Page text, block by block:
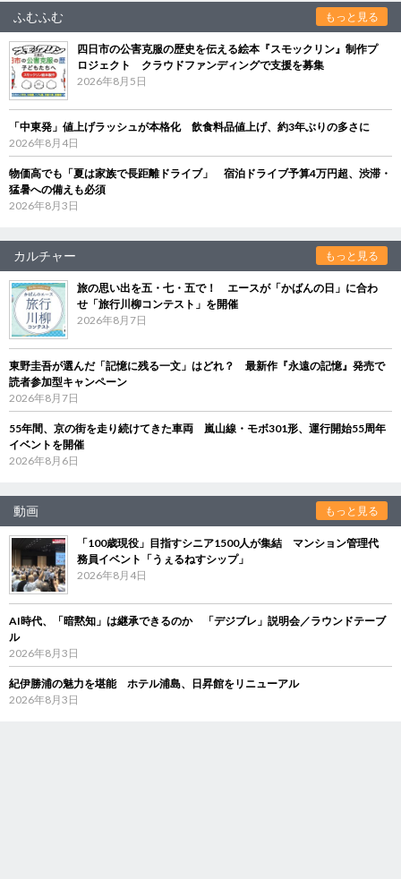
ふむふむ もっと見る
四日市の公害克服の歴史を伝える絵本『スモックリン』制作プ
ロジェクト クラウドファンディングで支援を募集
2026年8月5日
「中東発」値上げラッシュが本格化 飲食料品値上げ、約3年ぶりの多さに
2026年8月4日
物価高でも「夏は家族で長距離ドライブ」 宿泊ドライブ予算4万円超、渋滞・
猛暑への備えも必須
2026年8月3日
カルチャー もっと見る
旅の思い出を五・七・五で！ エースが「かばんの日」に合わ
せ「旅行川柳コンテスト」を開催
2026年8月7日
東野圭吾が選んだ「記憶に残る一文」はどれ？ 最新作『永遠の記憶』発売で
読者参加型キャンペーン
2026年8月7日
55年間、京の街を走り続けてきた車両 嵐山線・モボ301形、運行開始55周年
イベントを開催
2026年8月6日
動画 もっと見る
「100歳現役」目指すシニア1500人が集結 マンション管理代
務員イベント「うぇるねすシップ」
2026年8月4日
AI時代、「暗黙知」は継承できるのか 「デジブレ」説明会／ラウンドテーブ
ル
2026年8月3日
紀伊勝浦の魅力を堪能 ホテル浦島、日昇館をリニューアル
2026年8月3日